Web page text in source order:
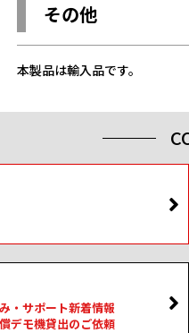
その他
本製品は輸入品です。
・サポート新着情報
デモ機貸出のご依頼